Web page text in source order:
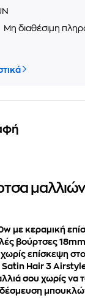
Μη διαθέσιμη
με κεραμική
βούρτσες
επίσκεψη
Satin Hair 3
σου χωρίς να